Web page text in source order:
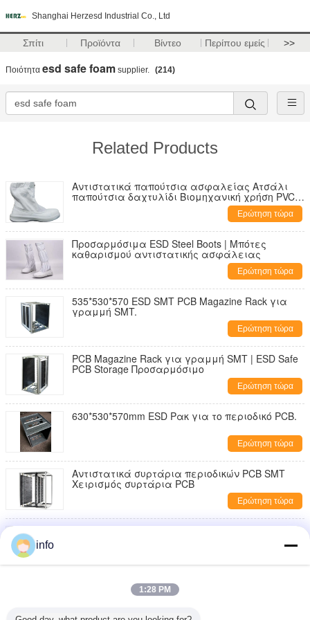
Shanghai Herzesd Industrial Co., Ltd
Σπίτι Προϊόντα Βίντεο Περίπου εμείς >>
Ποιότητα esd safe foam supplier. (214)
Related Products
Αντιστατικά παπούτσια ασφαλείας Ατσάλι
παπούτσια δαχτυλίδι Βιομηχανική χρήση PVC
Ερώτηση τώρα
Προσαρμόσιμα ESD Steel Boots | Μπότες
καθαρισμού αντιστατικής ασφάλειας
Ερώτηση τώρα
535*530*570 ESD SMT PCB Magazine Rack για
γραμμή SMT.
Ερώτηση τώρα
PCB Magazine Rack για γραμμή SMT | ESD Safe
PCB Storage Προσαρμόσιμο
Ερώτηση τώρα
630*530*570mm ESD Ρακ για το περιοδικό PCB.
Ερώτηση τώρα
Αντιστατικά συρτάρια περιοδικών PCB SMT
Χειρισμός συρτάρια PCB
Ερώτηση τώρα
ESD καρέκλα με πτέρυγα αντιστατικό σκαμνί
δωμάτιο
Εργονομικά γάντια χειρός ESD που παρέχουν
άνεση και προστασία από ηλεκτροστατικές
info
1:28 PM